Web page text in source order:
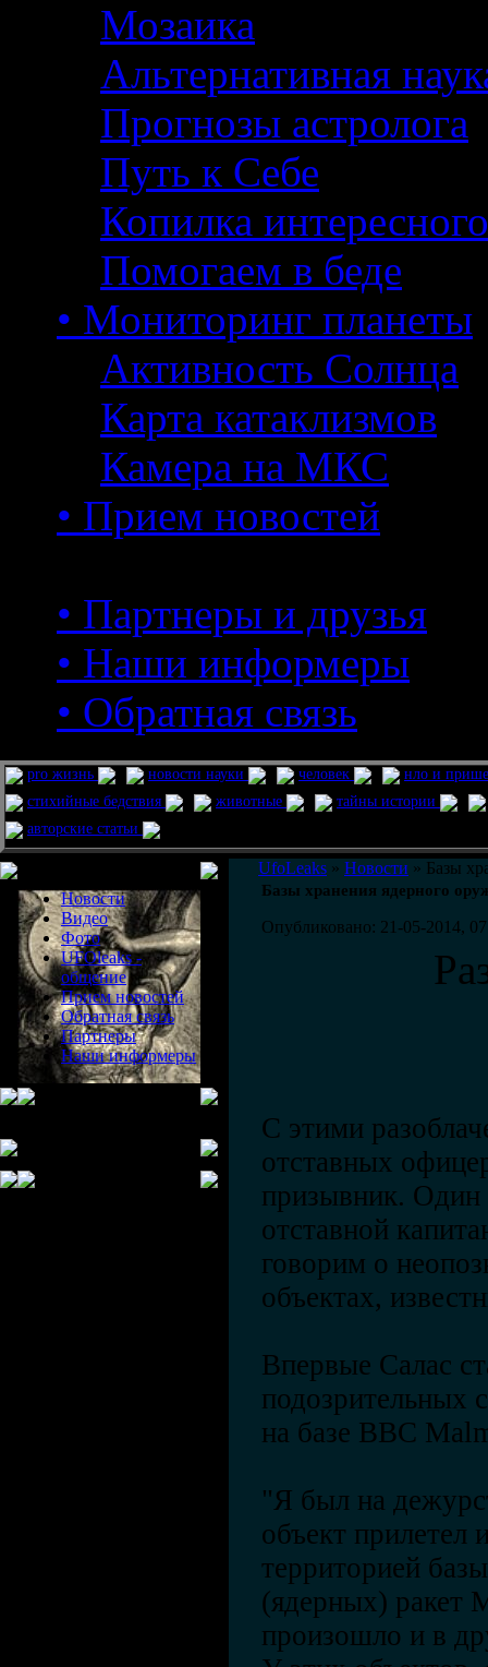
Мозаика
Альтернативная
Прогнозы астролога
Путь к Себе
Копилка интересного
Помогаем в беде
• Мониторинг планеты
Активность Солнца
Карта катаклизмов
Камера на МКС
• Прием новостей
• Партнеры и друзья
• Наши информеры
• Обратная связь
pro жизнь новости науки человек
нло и
стихийные бедствия
животные
тайны истории
авторские статьи
Новости
Видео
Фото
UFOleaks -
общение
Прием новостей
Обратная связь
Партнеры
Наши информеры
UfoLeaks » Новости » Базы
Базы хранения ядерного
Опубликовано: 21-05-2014,
С этими
отставных
призывник. Один
отставной
говорим о
объектах,
Впервые Салас
подозрительных
на базе ВВС
"Я был на
объект прилетел
территорией
(ядерных) ракет
произошло и в